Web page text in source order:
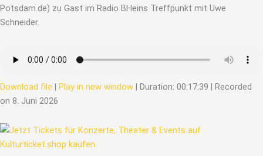
Potsdam.de) zu Gast im Radio BHeins Treffpunkt mit Uwe
Schneider.
Download file | Play in new window | Duration: 00:17:39 | Recorded
on 8. Juni 2026